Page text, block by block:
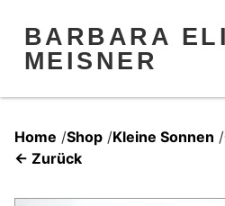
BARBARA
MEISNER
Home /Shop /Kleine Sonnen /
← Zurück